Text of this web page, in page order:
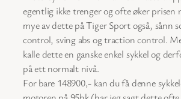
egentlig ikke trenger og ofte øker prisen
mye av dette på Tiger Sport også, sånn
control, sving abs og traction control.
kalle dette en ganske enkel sykkel og
på ett normalt nivå.
For bare 148900,- kan du få denne